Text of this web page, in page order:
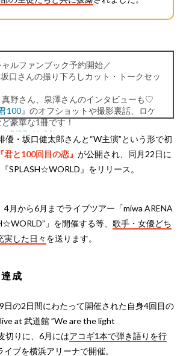
ルファンブック予約開始／
口さんの撮り下ろしカット・トークセッ
野さん、泉澤さんのインタビューも♡
100』のオフショットや撮影裏話、ロケ
豪華な1冊です！
vBjPDaNs80
xhR99rAR4w
回目の恋 (@kimi100movie)December 21,
優・坂口健太郎さんと“W主演”という形で初
『君と100回目の恋』 が公開され、同月22日に
SPLASH☆WORLD』をリリース。
4月から6月までライブツアー「miwa ARENA
」を開催する等、 歌手・女優どち
実した日々 を送ります。
成
日の2日間にわたって開催された自身4回目の
at 武道館 ”We are the light
切りに、6月にはアコギ1本で弾き語りを行
イブを横浜アリーナで開催。